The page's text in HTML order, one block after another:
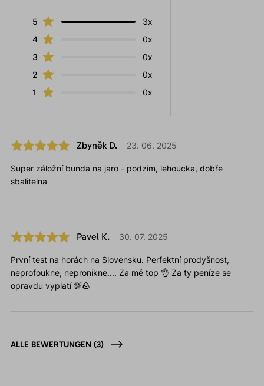
5
3x
4
0x
3
0x
2
0x
1
0x
Zbyněk D. 23. 06. 2025
Super záložní bunda na jaro - podzim, lehoucka, dobře
sbalitelna
Pavel K. 30. 07. 2025
První test na horách na Slovensku. Perfektní prodyšnost,
neprofoukne, nepronikne.... Za mě top 👌 Za ty peníze se
opravdu vyplatí 💯🪨
ALLE BEWERTUNGEN (3)